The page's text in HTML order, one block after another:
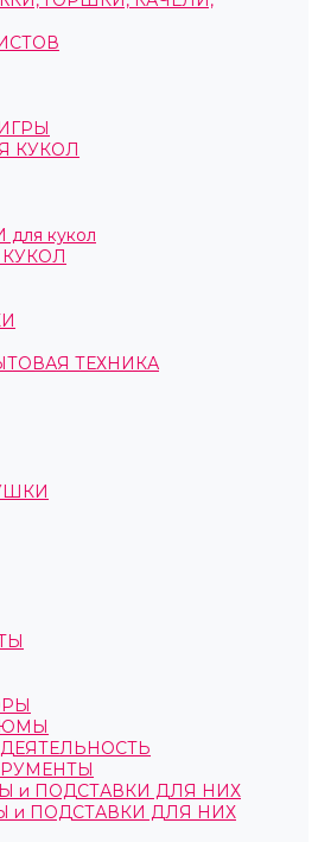
КУКОЛ
кукол
ТЕХНИКА
и ПОДСТАВКИ ДЛЯ НИХ
и ПОДСТАВКИ ДЛЯ НИХ